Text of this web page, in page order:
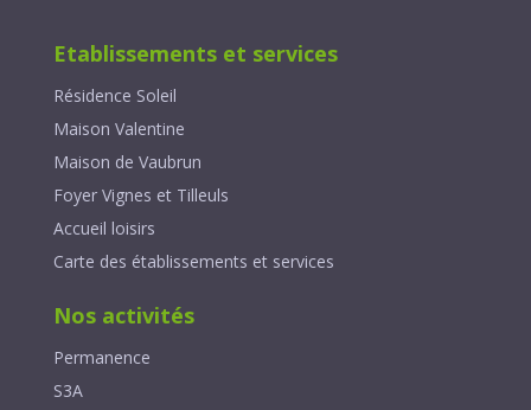
Etablissements et services
Résidence Soleil
Maison Valentine
Maison de Vaubrun
Foyer Vignes et Tilleuls
Accueil loisirs
Carte des établissements et services
Nos activités
Permanence
S3A